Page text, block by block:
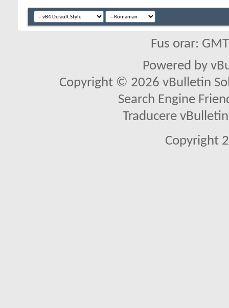
Fus orar:
Powered by
Copyright © 2026 vBulletin
Search Engine
Traducere
Copyright